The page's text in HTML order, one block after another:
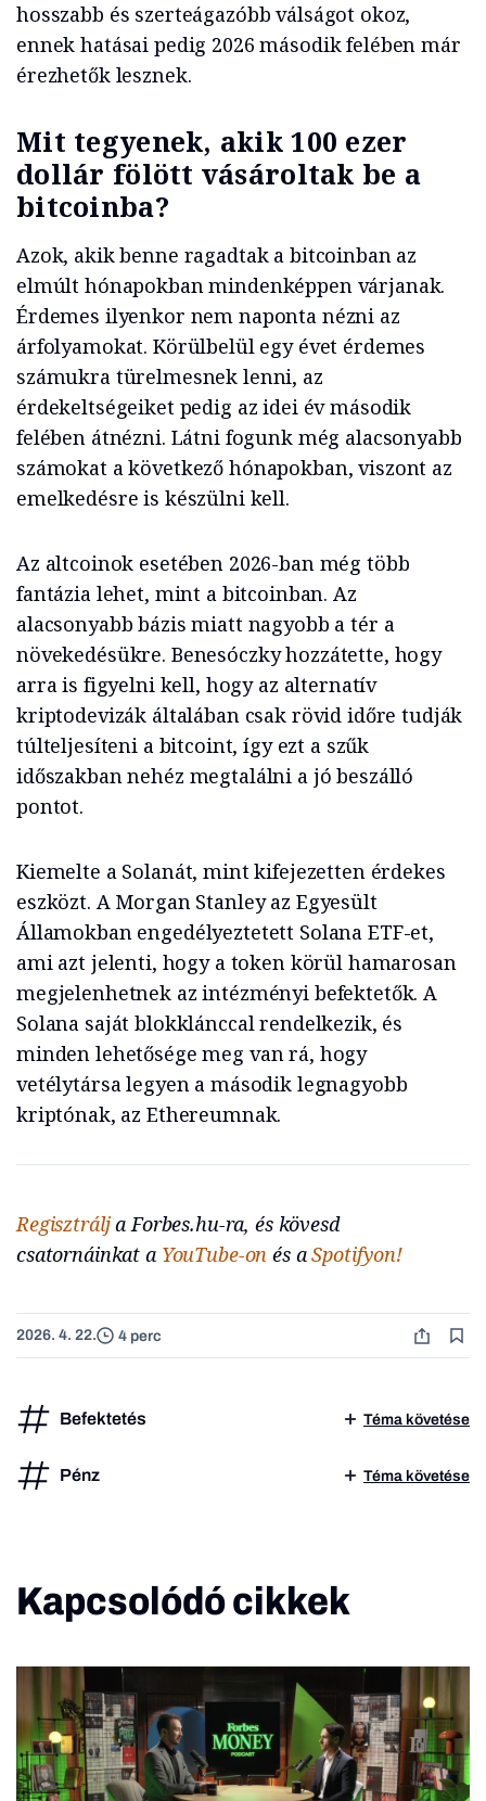
hosszabb és szerteágazóbb válságot okoz,
ennek hatásai pedig 2026 második felében már
érezhetők lesznek.
Mit tegyenek, akik 100 ezer
dollár fölött vásároltak be a
bitcoinba?
Azok, akik benne ragadtak a bitcoinban az
elmúlt hónapokban mindenképpen várjanak.
Érdemes ilyenkor nem naponta nézni az
árfolyamokat. Körülbelül egy évet érdemes
számukra türelmesnek lenni, az
érdekeltségeiket pedig az idei év második
felében átnézni. Látni fogunk még alacsonyabb
számokat a következő hónapokban, viszont az
emelkedésre is készülni kell.
Az altcoinok esetében 2026-ban még több
fantázia lehet, mint a bitcoinban. Az
alacsonyabb bázis miatt nagyobb a tér a
növekedésükre. Benesóczky hozzátette, hogy
arra is figyelni kell, hogy az alternatív
kriptodevizák általában csak rövid időre tudják
túlteljesíteni a bitcoint, így ezt a szűk
időszakban nehéz megtalálni a jó beszálló
pontot.
Kiemelte a Solanát, mint kifejezetten érdekes
eszközt. A Morgan Stanley az Egyesült
Államokban engedélyeztetett Solana ETF-et,
ami azt jelenti, hogy a token körül hamarosan
megjelenhetnek az intézményi befektetők. A
Solana saját blokklánccal rendelkezik, és
minden lehetősége meg van rá, hogy
vetélytársa legyen a második legnagyobb
kriptónak, az Ethereumnak.
Regisztrálja Forbes.hu-ra, és kövesd
csatornáinkat a YouTube-on és aSpotifyon!
2026. 4. 22. 4 perc
Befektetés Téma követése
Pénz Téma követése
Kapcsolódó cikkek